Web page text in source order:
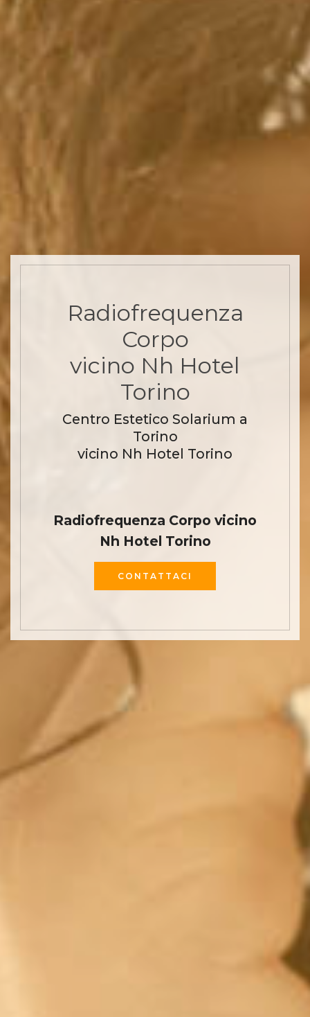
Radiofrequenza
Corpo
vicino Nh Hotel
Torino
Centro Estetico Solarium a
Torino
vicino Nh Hotel Torino
Radiofrequenza Corpo vicino
Nh Hotel Torino
CONTATTACI